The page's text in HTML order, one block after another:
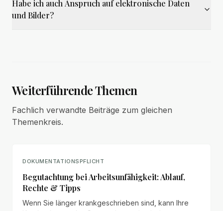
Habe ich auch Anspruch auf elektronische Daten
und Bilder?
Weiterführende Themen
Fachlich verwandte Beiträge zum gleichen
Themenkreis.
DOKUMENTATIONSPFLICHT
Begutachtung bei Arbeitsunfähigkeit: Ablauf,
Rechte & Tipps
Wenn Sie länger krankgeschrieben sind, kann Ihre